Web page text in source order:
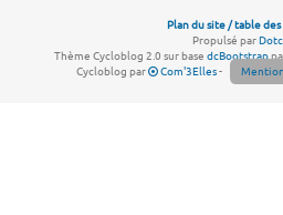
Plan du site / table
Propulsé par
Thème Cycloblog 2.0 sur base dcBootstrap
Cycloblog par
Com'3Elles-